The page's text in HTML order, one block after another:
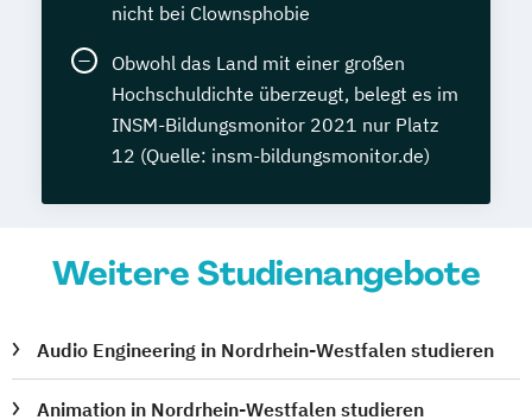
nicht bei Clownsphobie
Obwohl das Land mit einer großen
Hochschuldichte überzeugt, belegt es im
INSM-Bildungsmonitor 2021 nur Platz
12 (Quelle: insm-bildungsmonitor.de)
Weitere Studienangebote
Audio Engineering in Nordrhein-Westfalen studieren
Animation in Nordrhein-Westfalen studieren